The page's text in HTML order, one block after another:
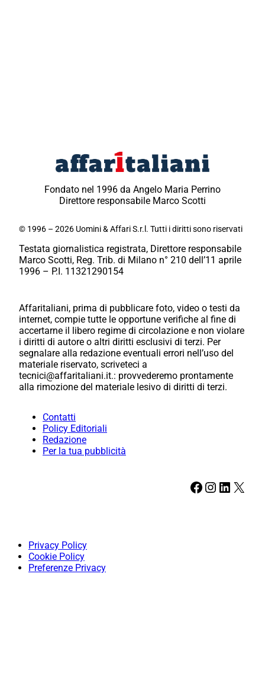
Fondato nel 1996 da Angelo Maria Perrino
Direttore responsabile Marco Scotti
© 1996 – 2026 Uomini & Affari S.r.l. Tutti i diritti sono riservati
Testata giornalistica registrata, Direttore responsabile
Marco Scotti, Reg. Trib. di Milano n° 210 dell’11 aprile
1996 – P.I. 11321290154
Affaritaliani, prima di pubblicare foto, video o testi da
internet, compie tutte le opportune verifiche al fine di
accertarne il libero regime di circolazione e non violare
i diritti di autore o altri diritti esclusivi di terzi. Per
segnalare alla redazione eventuali errori nell’uso del
materiale riservato, scriveteci a
tecnici@affaritaliani.it.: provvederemo prontamente
alla rimozione del materiale lesivo di diritti di terzi.
Contatti
Policy Editoriali
Redazione
Per la tua pubblicità
Facebook Instagram LinkedIn X
Privacy Policy
Cookie Policy
Preferenze Privacy